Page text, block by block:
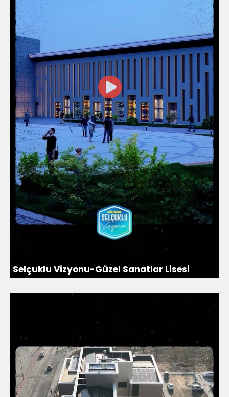
Selçuklu Vizyonu-Güzel Sanatlar Lisesi